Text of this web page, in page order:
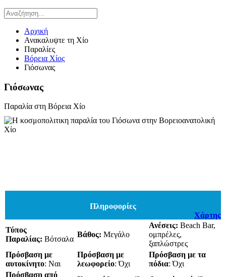
Αρχική
Ανακαλυψτε τη Χίο
Παραλίες
Βόρεια Χίος
Γιόσωνας
Γιόσωνας
Παραλία στη Βόρεια Χίο
Πληροφορίες
Χάρτης
Τύπος
Παραλίας: Βότσαλα
Βάθος: Μεγάλο
Ανέσεις: Beach Bar,
ομπρέλες,
ξαπλώστρες
Πρόσβαση με
αυτοκίνητο: Ναι
Πρόσβαση με
λεωφορείο: Όχι
Πρόσβαση με τα
πόδια: Όχι
Πρόσβαση από